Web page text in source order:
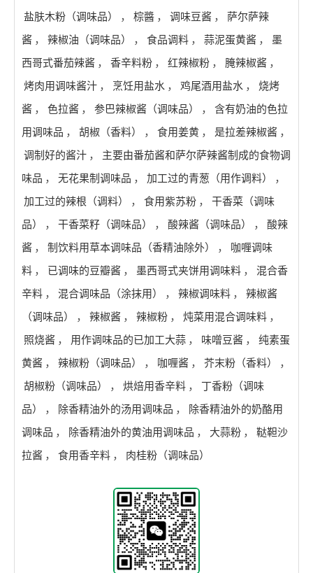
盐肤木粉（调味品）
， 棕醬 ， 调味豆酱 ，
萨尔萨辣
酱 ， 辣椒油（调味品） ， 食品调料 ， 蒜泥蛋黄酱 ，
墨
西哥式番茄辣酱 ， 香辛料粉 ， 红辣椒粉 ， 腌辣椒酱 ，
烤肉用调味酱汁 ， 烹饪用盐水 ， 鸡尾酒用盐水 ，
烧烤
酱 ， 色拉酱 ， 参巴辣椒酱（调味品） ，
含有奶油的色拉
用调味品 ， 胡椒（香料） ， 食用姜黄 ， 是拉差辣椒酱 ，
调制好的酱汁 ，
主要由番茄酱和萨尔萨辣酱制成的食物调
味品 ， 无花果制调味品 ， 加工过的青葱（用作调料）
，
加工过的辣根（调料）
， 食用紫苏粉 ，
干香菜（调味
品）
， 干香菜籽（调味品） ， 酸辣酱（调味品） ，
酸辣
酱 ， 制饮料用草本调味品（香精油除外） ，
咖喱调味
料 ， 已调味的豆瓣酱 ， 墨西哥式夹饼用调味料 ，
混合香
辛料 ， 混合调味品（涂抹用） ， 辣椒调味料 ，
辣椒酱
（调味品）
， 辣椒酱 ， 辣椒粉 ， 炖菜用混合调味料 ，
照烧酱 ， 用作调味品的已加工大蒜 ， 味噌豆酱 ，
纯素蛋
黄酱 ， 辣椒粉（调味品） ， 咖喱酱 ， 芥末粉（香料）
，
胡椒粉（调味品）
， 烘焙用香辛料 ，
丁香粉（调味
品）
， 除香精油外的汤用调味品 ，
除香精油外的奶酪用
调味品 ， 除香精油外的黄油用调味品 ， 大蒜粉 ，
鞑靼沙
拉酱 ， 食用香辛料 ， 肉桂粉（调味品）